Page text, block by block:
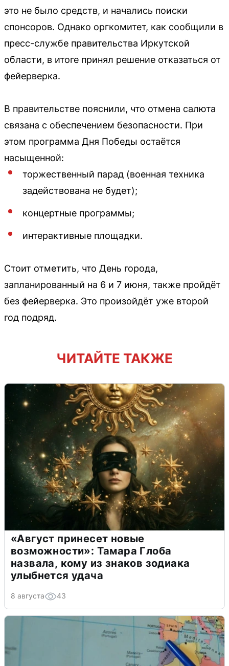
это не было средств, и начались поиски
спонсоров. Однако оргкомитет, как сообщили в
пресс-службе правительства Иркутской
области, в итоге принял решение отказаться от
фейерверка.
В правительстве пояснили, что отмена салюта
связана с обеспечением безопасности. При
этом программа Дня Победы остаётся
насыщенной:
торжественный парад (военная техника
задействована не будет);
концертные программы;
интерактивные площадки.
Стоит отметить, что День города,
запланированный на 6 и 7 июня, также пройдёт
без фейерверка. Это произойдёт уже второй
год подряд.
ЧИТАЙТЕ ТАКЖЕ
«Август принесет новые
возможности»: Тамара Глоба
назвала, кому из знаков зодиака
улыбнется удача
8 августа 43